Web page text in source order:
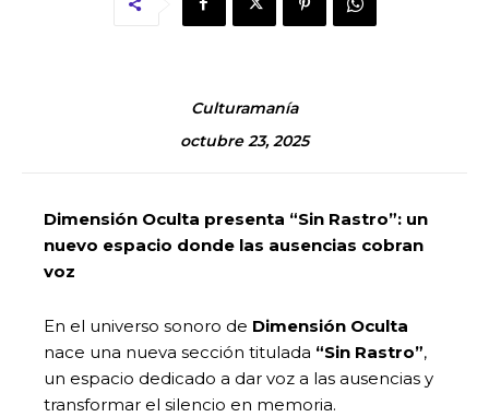
Culturamanía
octubre 23, 2025
Dimensión Oculta presenta “Sin Rastro”: un
nuevo espacio donde las ausencias cobran
voz
En el universo sonoro de Dimensión Oculta
nace una nueva sección titulada “Sin Rastro”,
un espacio dedicado a dar voz a las ausencias y
transformar el silencio en memoria.